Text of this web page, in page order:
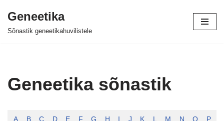
Skip
Geneetika
Sõnastik geneetikahuvilistele
Geneetika sõnastik
A B C D E F G H J K L M N O P